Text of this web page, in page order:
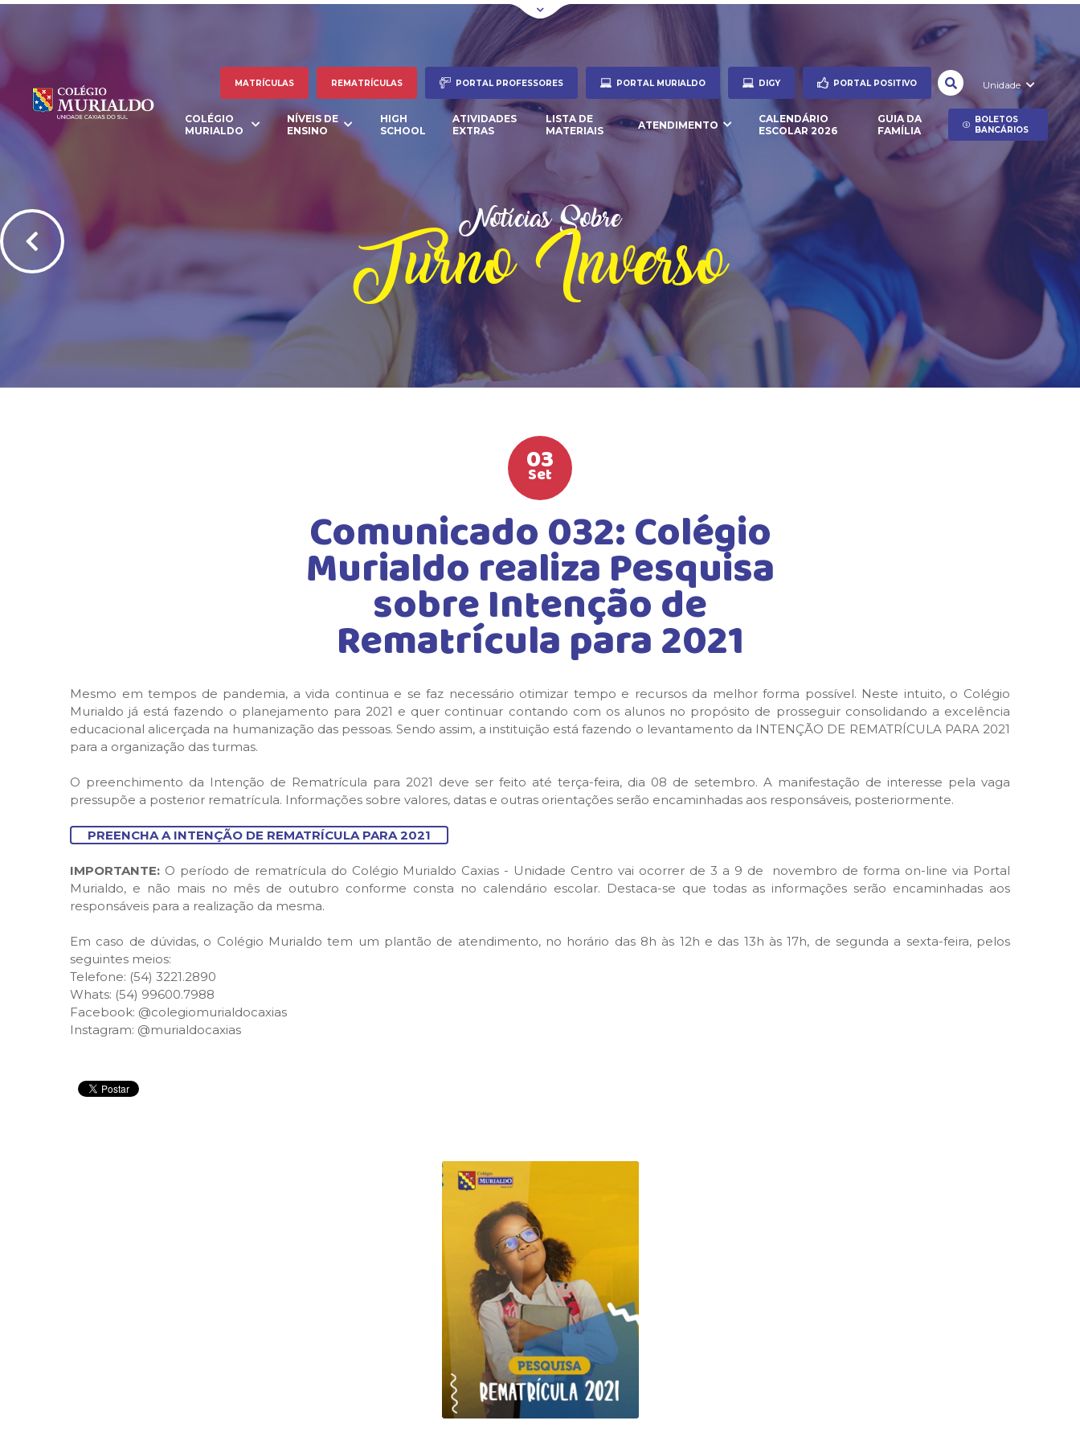
MATRÍCULAS REMATRÍCULAS PORTAL PROFESSORES PORTAL MURIALDO DIGY PORTAL POSITIVO Unidade
COLÉGIO
MURIALDO
NÍVEIS DE
ENSINO
HIGH
SCHOOL
ATIVIDADES
EXTRAS
LISTA DE
MATERIAIS
ATENDIMENTO
CALENDÁRIO
ESCOLAR 2026
GUIA DA
FAMÍLIA
BOLETOS
BANCÁRIOS
Notícias Sobre
Turno Inverso
03
Set
Comunicado 032: Colégio
Murialdo realiza Pesquisa
sobre Intenção de
Rematrícula para 2021
Mesmo em tempos de pandemia, a vida continua e se faz necessário otimizar tempo e recursos da melhor forma possível. Neste intuito, o Colégio
Murialdo já está fazendo o planejamento para 2021 e quer continuar contando com os alunos no propósito de prosseguir consolidando a excelência
educacional alicerçada na humanização das pessoas. Sendo assim, a instituição está fazendo o levantamento da INTENÇÃO DE REMATRÍCULA PARA 2021
para a organização das turmas.
O preenchimento da Intenção de Rematrícula para 2021 deve ser feito até terça-feira, dia 08 de setembro. A manifestação de interesse pela vaga
pressupõe a posterior rematrícula. Informações sobre valores, datas e outras orientações serão encaminhadas aos responsáveis, posteriormente.
PREENCHA A INTENÇÃO DE REMATRÍCULA PARA 2021
IMPORTANTE: O período de rematrícula do Colégio Murialdo Caxias - Unidade Centro vai ocorrer de 3 a 9 de novembro de forma on-line via Portal
Murialdo, e não mais no mês de outubro conforme consta no calendário escolar. Destaca-se que todas as informações serão encaminhadas aos
responsáveis para a realização da mesma.
Em caso de dúvidas, o Colégio Murialdo tem um plantão de atendimento, no horário das 8h às 12h e das 13h às 17h, de segunda a sexta-feira, pelos
seguintes meios:
Telefone: (54) 3221.2890
Whats: (54) 99600.7988
Facebook: @colegiomurialdocaxias
Instagram: @murialdocaxias